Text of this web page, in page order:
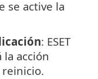
se active la
: ESET
acción
reinicio.